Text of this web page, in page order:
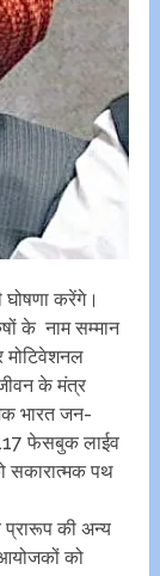
करेंगे।
के नाम सम्मान
के मंत्र
भारत जन-
फेसबुक लाईव
सकारात्मक पथ‌
प्रारूप की अन्य
को